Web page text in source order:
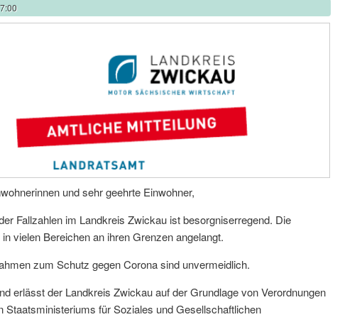
und sehr geehrte Einwohner,
Fallzahlen im Landkreis Zwickau ist besorgniserregend. Die
vielen Bereichen an ihren Grenzen angelangt.
zum Schutz gegen Corona sind unvermeidlich.
erlässt der Landkreis Zwickau auf der Grundlage von Verordnungen
Staatsministeriums für Soziales und Gesellschaftlichen